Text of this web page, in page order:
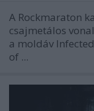
A Rockmaraton
csajmetálos
a moldáv
of ...